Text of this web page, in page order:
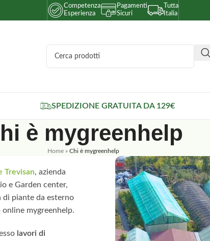
Competenza
Esperienza
Pagamenti
Sicuri
Tutta
Italia
SPEDIZIONE GRATUITA DA 129€
è mygreenhelp
Home» Chi è mygreenhelp
Trevisan, azienda
e Garden center,
di piante da esterno
mygreenhelp.
lavori di